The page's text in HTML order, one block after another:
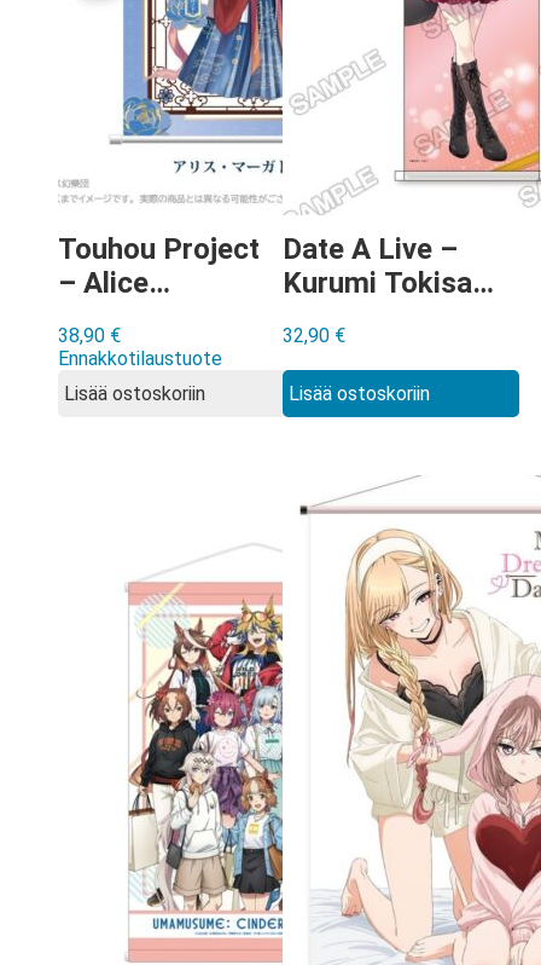
Touhou Project
– Alice
Chinese Style
Dress ver Wall
38,90 €
Ennakkotilaustuote
Lisää ostoskoriin
Date A Live –
Kurumi Tokisaki
2022 Wall Scroll
32,90 €
Lisää ostoskoriin